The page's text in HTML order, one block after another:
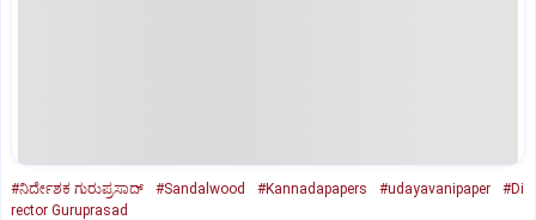
#ನಿರ್ದೇಶಕ ಗುರುಪ್ರಸಾದ್‌ #Sandalwood #Kannadapapers #udayavanipaper
#Di
rector Guruprasad